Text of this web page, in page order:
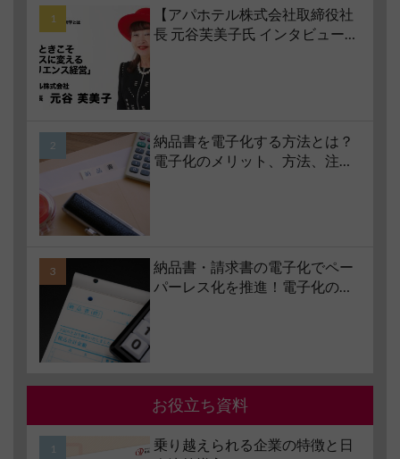
【アパホテル株式会社取締役社
長 元谷芙美子氏 インタビュー】
納品書を電子化する方法とは？
電子化のメリット、方法、注意
納品書・請求書の電子化でペー
パーレス化を推進！電子化の要
お役立ち資料
乗り越えられる企業の特徴と日